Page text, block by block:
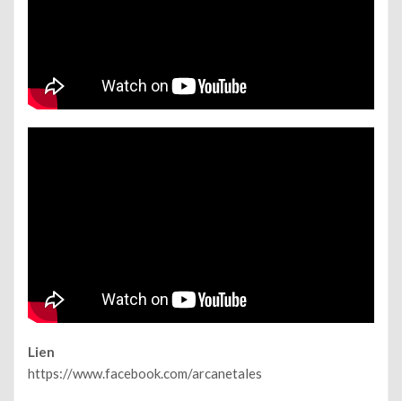
Lien
https://www.facebook.com/arcanetales